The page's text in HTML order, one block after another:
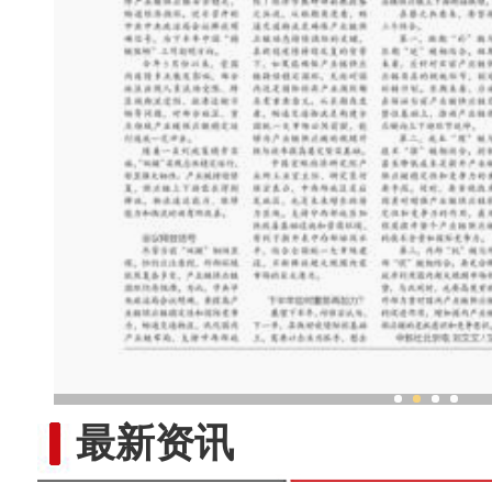
最新资讯